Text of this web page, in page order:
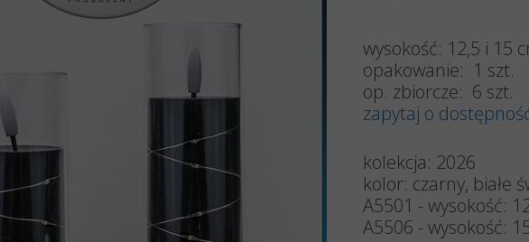
Znicze
Znicze
Znicze
Znicze
wysokość: 12,5 i 15
opakowanie: 1 szt.
op. zbiorcze: 6 szt.
zapytaj o
kolekcja: 2026
kolor: czarny, białe
A5501 - wysokość:
A5506 - wysokość: